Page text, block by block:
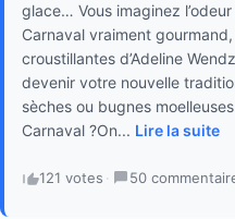
glace… Vous imaginez
Carnaval vraiment
croustillantes d’Adeline
devenir votre nouvelle
sèches ou bugnes
Carnaval ?On... Lire la suite
121 votes · 50